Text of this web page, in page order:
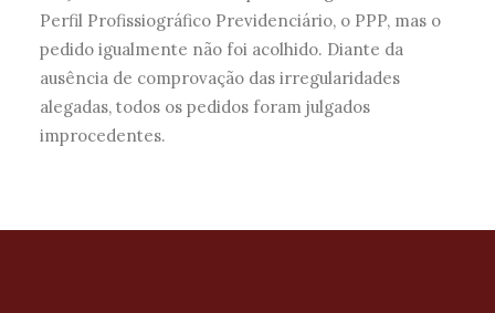
Perfil Profissiográfico Previdenciário, o PPP, mas o
pedido igualmente não foi acolhido. Diante da
ausência de comprovação das irregularidades
alegadas, todos os pedidos foram julgados
improcedentes.